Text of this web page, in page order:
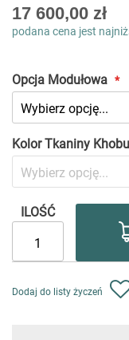
As
low
17 600,00 zł
podana cena jest
Opcja Modułowa
Kolor Tkaniny
ILOŚĆ
Dodaj do listy życzeń